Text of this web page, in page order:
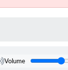
Volume